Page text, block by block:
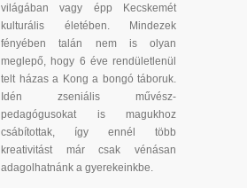
világában vagy épp Kecskemét
kulturális életében. Mindezek
fényében talán nem is olyan
meglepő, hogy 6 éve rendületlenül
telt házas a Kong a bongó táboruk.
Idén zseniális művész-
pedagógusokat is magukhoz
csábítottak, így ennél több
kreativitást már csak vénásan
adagolhatnánk a gyerekeinkbe.